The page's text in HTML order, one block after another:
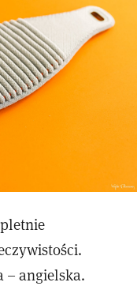
– angielska.